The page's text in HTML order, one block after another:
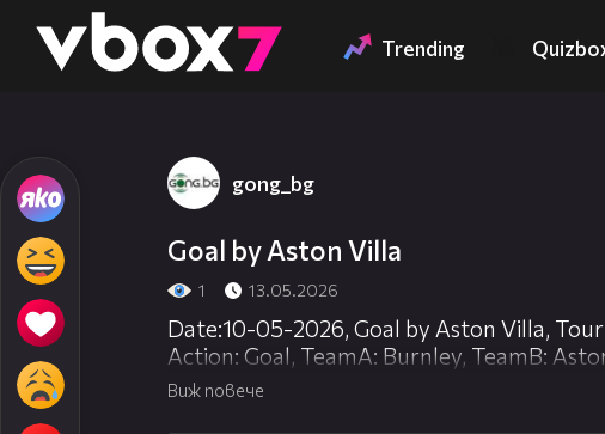
👾 Trending
gong_bg
Goal by Aston Villa
1 13.05.2026
Date:10-05-2026, Goal by Aston Villa,
Action: Goal, TeamA: Burnley, TeamB:
Half: 2, PlayerName: Ollie Watkins,
Виж повече